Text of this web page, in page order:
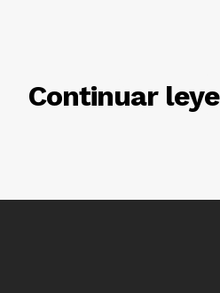
Continuar